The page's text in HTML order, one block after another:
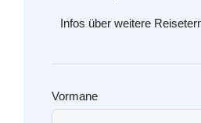
Infos über weitere
Vormane